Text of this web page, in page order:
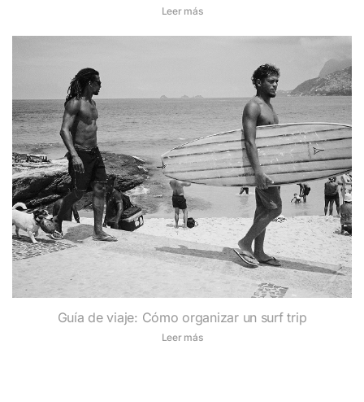
Leer más
Guía de viaje: Cómo organizar un surf trip
Leer más